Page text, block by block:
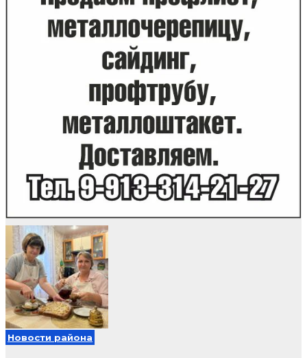
Новости района